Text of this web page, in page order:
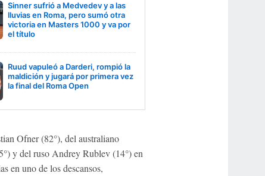
Sinner sufrió a Medvedev y a las
lluvias en Roma, pero sumó otra
victoria en Masters 1000 y va por
el título
Ruud vapuleó a Darderi, rompió la
maldición y jugará por primera vez
la final del Roma Open
Ofner (82°), del australiano
y del ruso Andrey Rublev (14°) en
en uno de los descansos,